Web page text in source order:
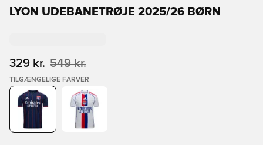
LYON UDEBANETRØJE 2025/26 BØRN
329 kr. 549 kr.
TILGÆNGELIGE FARVER